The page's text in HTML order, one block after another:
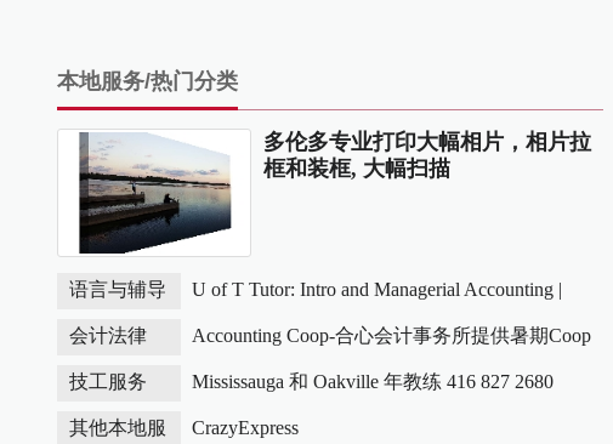
本地服务/热门分类
多伦多专业打印大幅相片，相片拉
框和装框, 大幅扫描
语言与辅导 U of T Tutor: Intro and Managerial Accounting |
Finance
会计法律 Accounting Coop-合心会计事务所提供暑期Coop
实习机会！！
技工服务 Mississauga 和 Oakville 年教练 416 827 2680
其他本地服
CrazyExpress